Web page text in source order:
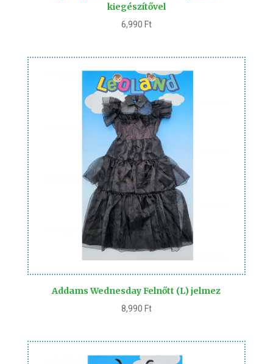
kiegészítővel
6,990 Ft
Addams Wednesday Felnőtt (L) jelmez
8,990 Ft